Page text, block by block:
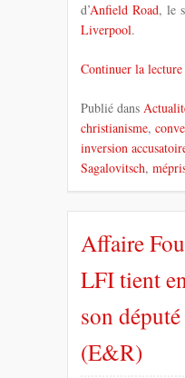
d’Anfield Road, le
Liverpool.
Continuer la
Publié dans
christianisme,
inversion
Sagalovitsch,
Affaire
LFI tient
son
(E&R)